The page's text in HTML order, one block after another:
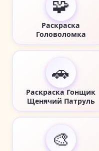
🧩
Раскраска
Головоломка
🚗
Раскраска Гонщик
Щенячий Патруль
🎨